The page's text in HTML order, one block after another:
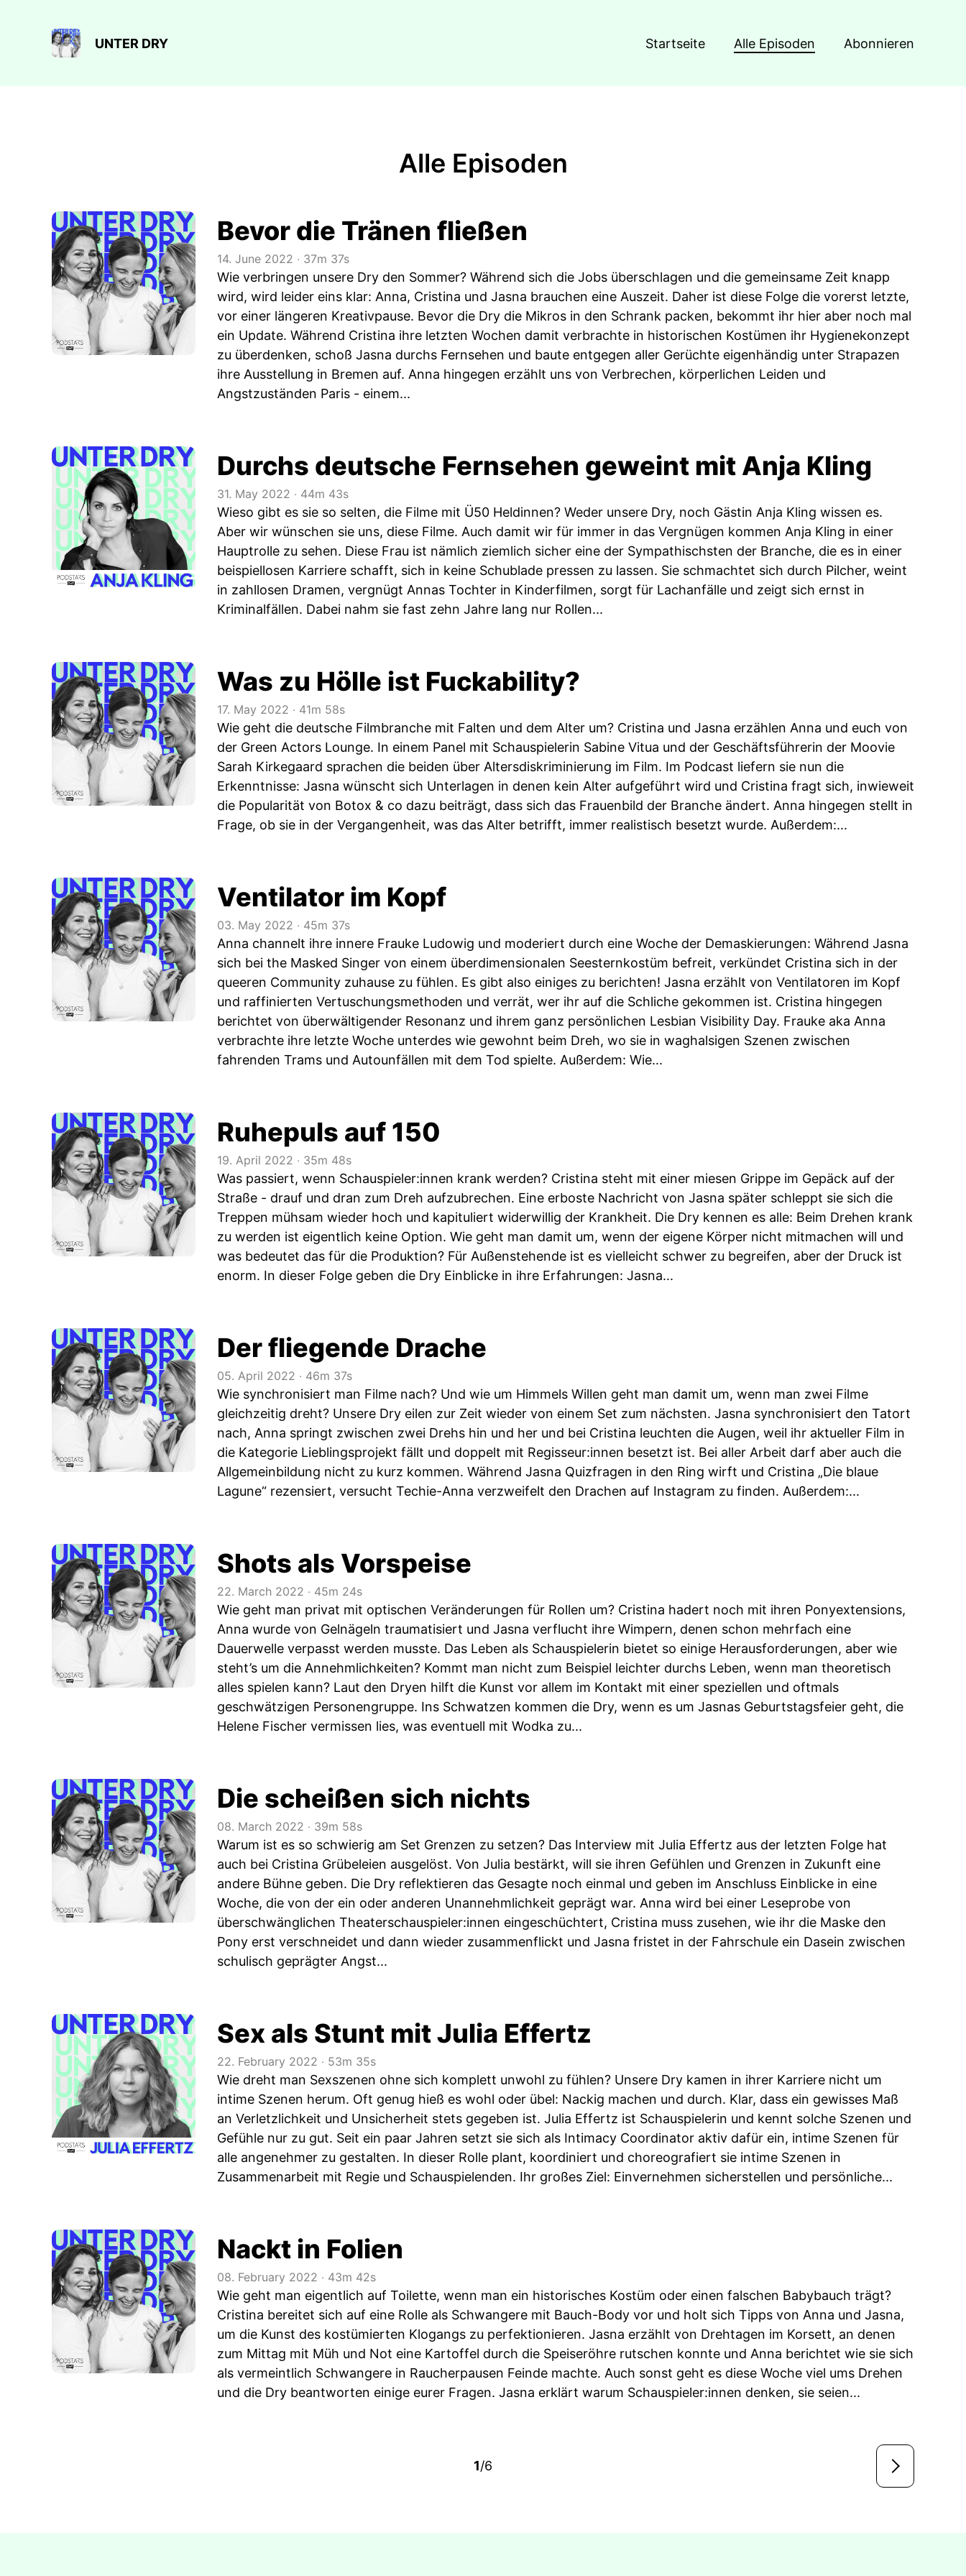
UNTER DRY Startseite Alle Episoden Abonnieren
Alle Episoden
Bevor die Tränen fließen
14. June 2022 ‧ 37m 37s
Wie verbringen unsere Dry den Sommer? Während sich die Jobs überschlagen und die gemeinsame Zeit knapp
wird, wird leider eins klar: Anna, Cristina und Jasna brauchen eine Auszeit. Daher ist diese Folge die vorerst letzte,
vor einer längeren Kreativpause. Bevor die Dry die Mikros in den Schrank packen, bekommt ihr hier aber noch mal
ein Update. Während Cristina ihre letzten Wochen damit verbrachte in historischen Kostümen ihr Hygienekonzept
zu überdenken, schoß Jasna durchs Fernsehen und baute entgegen aller Gerüchte eigenhändig unter Strapazen
ihre Ausstellung in Bremen auf. Anna hingegen erzählt uns von Verbrechen, körperlichen Leiden und
Angstzuständen Paris - einem...
Durchs deutsche Fernsehen geweint mit Anja Kling
31. May 2022 ‧ 44m 43s
Wieso gibt es sie so selten, die Filme mit Ü50 Heldinnen? Weder unsere Dry, noch Gästin Anja Kling wissen es.
Aber wir wünschen sie uns, diese Filme. Auch damit wir für immer in das Vergnügen kommen Anja Kling in einer
Hauptrolle zu sehen. Diese Frau ist nämlich ziemlich sicher eine der Sympathischsten der Branche, die es in einer
beispiellosen Karriere schafft, sich in keine Schublade pressen zu lassen. Sie schmachtet sich durch Pilcher, weint
in zahllosen Dramen, vergnügt Annas Tochter in Kinderfilmen, sorgt für Lachanfälle und zeigt sich ernst in
Kriminalfällen. Dabei nahm sie fast zehn Jahre lang nur Rollen...
Was zu Hölle ist Fuckability?
17. May 2022 ‧ 41m 58s
Wie geht die deutsche Filmbranche mit Falten und dem Alter um? Cristina und Jasna erzählen Anna und euch von
der Green Actors Lounge. In einem Panel mit Schauspielerin Sabine Vitua und der Geschäftsführerin der Moovie
Sarah Kirkegaard sprachen die beiden über Altersdiskriminierung im Film. Im Podcast liefern sie nun die
Erkenntnisse: Jasna wünscht sich Unterlagen in denen kein Alter aufgeführt wird und Cristina fragt sich, inwieweit
die Popularität von Botox & co dazu beiträgt, dass sich das Frauenbild der Branche ändert. Anna hingegen stellt in
Frage, ob sie in der Vergangenheit, was das Alter betrifft, immer realistisch besetzt wurde. Außerdem:...
Ventilator im Kopf
03. May 2022 ‧ 45m 37s
Anna channelt ihre innere Frauke Ludowig und moderiert durch eine Woche der Demaskierungen: Während Jasna
sich bei the Masked Singer von einem überdimensionalen Seesternkostüm befreit, verkündet Cristina sich in der
queeren Community zuhause zu fühlen. Es gibt also einiges zu berichten! Jasna erzählt von Ventilatoren im Kopf
und raffinierten Vertuschungsmethoden und verrät, wer ihr auf die Schliche gekommen ist. Cristina hingegen
berichtet von überwältigender Resonanz und ihrem ganz persönlichen Lesbian Visibility Day. Frauke aka Anna
verbrachte ihre letzte Woche unterdes wie gewohnt beim Dreh, wo sie in waghalsigen Szenen zwischen
fahrenden Trams und Autounfällen mit dem Tod spielte. Außerdem: Wie...
Ruhepuls auf 150
19. April 2022 ‧ 35m 48s
Was passiert, wenn Schauspieler:innen krank werden? Cristina steht mit einer miesen Grippe im Gepäck auf der
Straße - drauf und dran zum Dreh aufzubrechen. Eine erboste Nachricht von Jasna später schleppt sie sich die
Treppen mühsam wieder hoch und kapituliert widerwillig der Krankheit. Die Dry kennen es alle: Beim Drehen krank
zu werden ist eigentlich keine Option. Wie geht man damit um, wenn der eigene Körper nicht mitmachen will und
was bedeutet das für die Produktion? Für Außenstehende ist es vielleicht schwer zu begreifen, aber der Druck ist
enorm. In dieser Folge geben die Dry Einblicke in ihre Erfahrungen: Jasna...
Der fliegende Drache
05. April 2022 ‧ 46m 37s
Wie synchronisiert man Filme nach? Und wie um Himmels Willen geht man damit um, wenn man zwei Filme
gleichzeitig dreht? Unsere Dry eilen zur Zeit wieder von einem Set zum nächsten. Jasna synchronisiert den Tatort
nach, Anna springt zwischen zwei Drehs hin und her und bei Cristina leuchten die Augen, weil ihr aktueller Film in
die Kategorie Lieblingsprojekt fällt und doppelt mit Regisseur:innen besetzt ist. Bei aller Arbeit darf aber auch die
Allgemeinbildung nicht zu kurz kommen. Während Jasna Quizfragen in den Ring wirft und Cristina „Die blaue
Lagune“ rezensiert, versucht Techie-Anna verzweifelt den Drachen auf Instagram zu finden. Außerdem:...
Shots als Vorspeise
22. March 2022 ‧ 45m 24s
Wie geht man privat mit optischen Veränderungen für Rollen um? Cristina hadert noch mit ihren Ponyextensions,
Anna wurde von Gelnägeln traumatisiert und Jasna verflucht ihre Wimpern, denen schon mehrfach eine
Dauerwelle verpasst werden musste. Das Leben als Schauspielerin bietet so einige Herausforderungen, aber wie
steht’s um die Annehmlichkeiten? Kommt man nicht zum Beispiel leichter durchs Leben, wenn man theoretisch
alles spielen kann? Laut den Dryen hilft die Kunst vor allem im Kontakt mit einer speziellen und oftmals
geschwätzigen Personengruppe. Ins Schwatzen kommen die Dry, wenn es um Jasnas Geburtstagsfeier geht, die
Helene Fischer vermissen lies, was eventuell mit Wodka zu...
Die scheißen sich nichts
08. March 2022 ‧ 39m 58s
Warum ist es so schwierig am Set Grenzen zu setzen? Das Interview mit Julia Effertz aus der letzten Folge hat
auch bei Cristina Grübeleien ausgelöst. Von Julia bestärkt, will sie ihren Gefühlen und Grenzen in Zukunft eine
andere Bühne geben. Die Dry reflektieren das Gesagte noch einmal und geben im Anschluss Einblicke in eine
Woche, die von der ein oder anderen Unannehmlichkeit geprägt war. Anna wird bei einer Leseprobe von
überschwänglichen Theaterschauspieler:innen eingeschüchtert, Cristina muss zusehen, wie ihr die Maske den
Pony erst verschneidet und dann wieder zusammenflickt und Jasna fristet in der Fahrschule ein Dasein zwischen
schulisch geprägter Angst...
Sex als Stunt mit Julia Effertz
22. February 2022 ‧ 53m 35s
Wie dreht man Sexszenen ohne sich komplett unwohl zu fühlen? Unsere Dry kamen in ihrer Karriere nicht um
intime Szenen herum. Oft genug hieß es wohl oder übel: Nackig machen und durch. Klar, dass ein gewisses Maß
an Verletzlichkeit und Unsicherheit stets gegeben ist. Julia Effertz ist Schauspielerin und kennt solche Szenen und
Gefühle nur zu gut. Seit ein paar Jahren setzt sie sich als Intimacy Coordinator aktiv dafür ein, intime Szenen für
alle angenehmer zu gestalten. In dieser Rolle plant, koordiniert und choreografiert sie intime Szenen in
Zusammenarbeit mit Regie und Schauspielenden. Ihr großes Ziel: Einvernehmen sicherstellen und persönliche...
Nackt in Folien
08. February 2022 ‧ 43m 42s
Wie geht man eigentlich auf Toilette, wenn man ein historisches Kostüm oder einen falschen Babybauch trägt?
Cristina bereitet sich auf eine Rolle als Schwangere mit Bauch-Body vor und holt sich Tipps von Anna und Jasna,
um die Kunst des kostümierten Klogangs zu perfektionieren. Jasna erzählt von Drehtagen im Korsett, an denen
zum Mittag mit Müh und Not eine Kartoffel durch die Speiseröhre rutschen konnte und Anna berichtet wie sie sich
als vermeintlich Schwangere in Raucherpausen Feinde machte. Auch sonst geht es diese Woche viel ums Drehen
und die Dry beantworten einige eurer Fragen. Jasna erklärt warum Schauspieler:innen denken, sie seien...
1/6